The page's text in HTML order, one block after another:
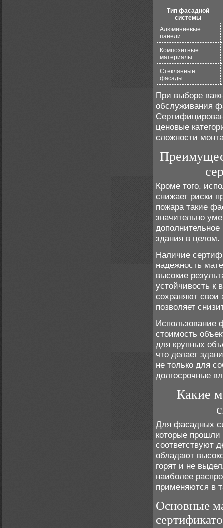
Тип фасадной
системы
Алюминиевые
панели
Композитные
материалы
Стеклянные
фасады
При выборе
обслуживания
ценовые
сложности
Кроме того,
снижает риски
пожара такие
значительно
здания в целом.
Наличие
надежность
высокие
устойчивость к
сохраняют свои
позволяет
Использование
стоимость
для крупных
что делает
не только для
долгосрочные
Какие
Для фасадных
которые прошли
соответствуют
обладают
горят и не
наиболее
применяются в
Основные